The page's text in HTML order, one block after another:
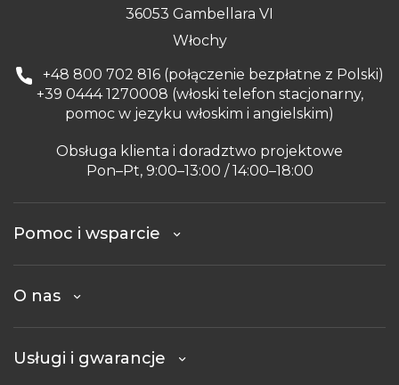
36053 Gambellara VI
Włochy
+48 800 702 816 (połączenie bezpłatne z Polski)
+39 0444 1270008 (włoski telefon stacjonarny,
pomoc w jezyku włoskim i angielskim)
Obsługa klienta i doradztwo projektowe
Pon–Pt, 9:00–13:00 / 14:00–18:00
Pomoc i wsparcie
O nas
Usługi i gwarancje